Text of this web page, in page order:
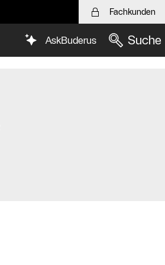
Fachkunden
AskBuderus Suche